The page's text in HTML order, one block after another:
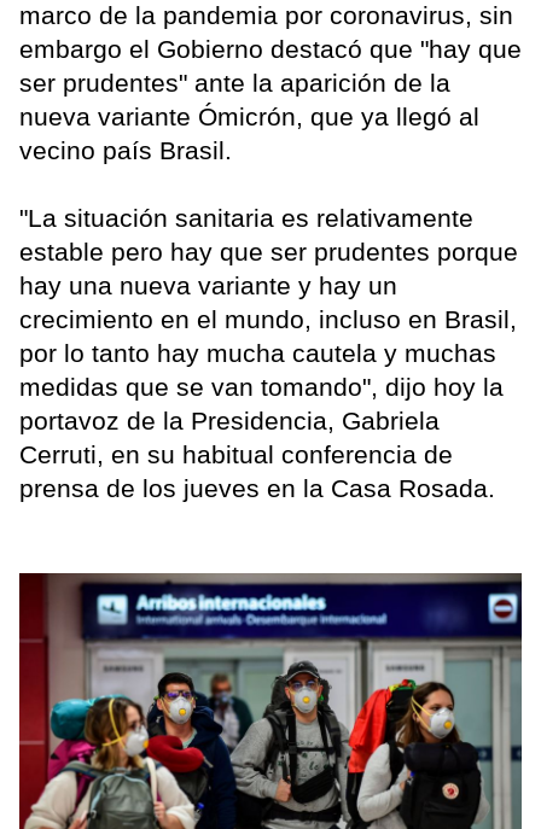
marco de la pandemia por coronavirus, sin
embargo el Gobierno destacó que "hay que
ser prudentes" ante la aparición de la
nueva variante Ómicrón, que ya llegó al
vecino país Brasil.
"La situación sanitaria es relativamente
estable pero hay que ser prudentes porque
hay una nueva variante y hay un
crecimiento en el mundo, incluso en Brasil,
por lo tanto hay mucha cautela y muchas
medidas que se van tomando", dijo hoy la
portavoz de la Presidencia, Gabriela
Cerruti, en su habitual conferencia de
prensa de los jueves en la Casa Rosada.